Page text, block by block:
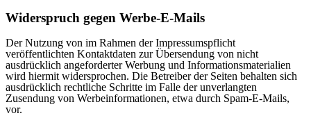
Widerspruch gegen Werbe-E-Mails
Der Nutzung von im Rahmen der Impressumspflicht
veröffentlichten Kontaktdaten zur Übersendung von nicht
ausdrücklich angeforderter Werbung und Informationsmaterialien
wird hiermit widersprochen. Die Betreiber der Seiten behalten sich
ausdrücklich rechtliche Schritte im Falle der unverlangten
Zusendung von Werbeinformationen, etwa durch Spam-E-Mails,
vor.